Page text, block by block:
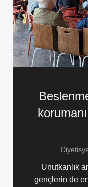
Unutkanlık
gençlerin de